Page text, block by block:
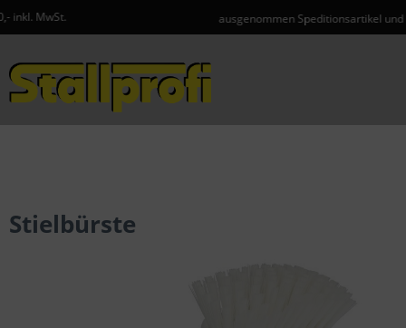
ausgenommen Speditionsartikel und Gefahrgut
Stielbürste